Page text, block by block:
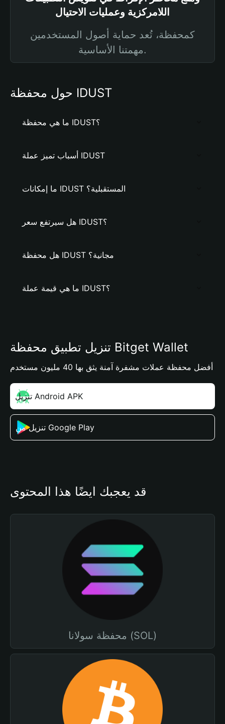
اللامركزية وعمليات الاحتيال
كمحفظة، تُعد حماية أصول المستخدمين
مهمتنا الأساسية.
حول محفظة IDUST
ما هي محفظة IDUST؟
أسباب تميز عملة IDUST
ما إمكانات IDUST المستقبلية؟
هل سيرتفع سعر IDUST؟
هل محفظة IDUST مجانية؟
ما هي قيمة عملة IDUST؟
تنزيل تطبيق محفظة Bitget Wallet
أفضل محفظة عملات مشفرة آمنة يثق بها 40 مليون مستخدم
تنزيل Android APK
تنزيل من Google Play
قد يعجبك أيضًا هذا المحتوى
محفظة سولانا (SOL)